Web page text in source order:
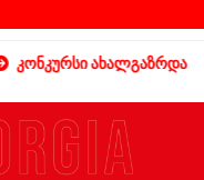
ახალგაზრდა